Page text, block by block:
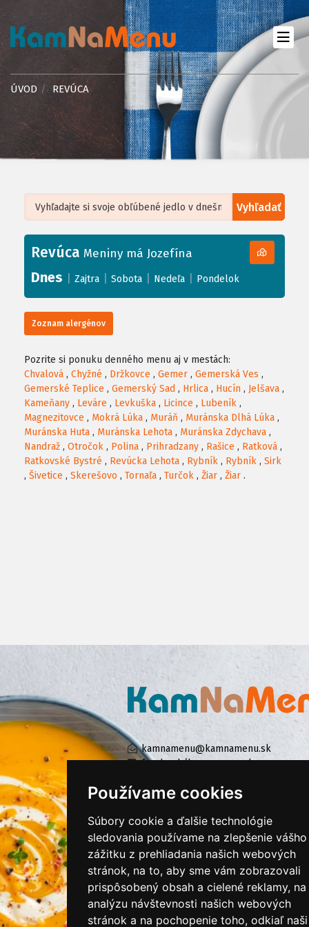
Používame cookies
Súbory cookie a ďalšie technológie
sledovania používame na zlepšenie vášho
zážitku z prehliadania našich webových
stránok, na to, aby sme vám zobrazovali
prispôsobený obsah a cielené reklamy, na
analýzu návštevnosti našich webových
stránok a na pochopenie toho, odkiaľ naši
ÚVOD REVÚCA
Vyhľadať
+
−
Leaflet| ©OpenStreetMap, Tiles courtesy ofHumanitarian OpenStreetMap
Revúca Meniny má Jozefína
Dnes Zajtra Sobota Nedeľa Pondelok
Zoznam alergénov
Pozrite si ponuku denného menu aj v mestách:
Chvalová , Chyžné , Držkovce , Gemer , Gemerská Ves ,
Gemerské Teplice , Gemerský Sad , Hrlica , Hucín , Jelšava ,
Kameňany , Leváre , Levkuška , Licince , Lubeník ,
Magnezitovce , Mokrá Lúka , Muráň , Muránska Dlhá Lúka ,
Muránska Huta , Muránska Lehota , Muránska Zdychava ,
Nandraž , Otročok , Polina , Prihradzany , Rašice , Ratková ,
Ratkovské Bystré , Revúcka Lehota , Rybník , Rybník , Sirk
, Šivetice , Skerešovo , Tornaľa , Turčok , Žiar , Žiar .
kamnamenu@kamnamenu.sk
facebook/kamnamenu.sk
PRIHLÁSIŤ SA DO ZÁKAZNÍCKEJ ZÓNY
Všeobecné obchodné podmienky